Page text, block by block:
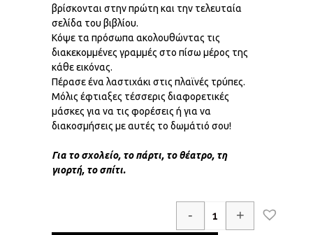
βρίσκονται στην πρώτη και την τελευταία
σελίδα του βιβλίου.
Κόψε τα πρόσωπα ακολουθώντας τις
διακεκομμένες γραμμές στο πίσω μέρος της
κάθε εικόνας.
Πέρασε ένα λαστιχάκι στις πλαϊνές τρύπες.
Μόλις έφτιαξες τέσσερις διαφορετικές
μάσκες για να τις φορέσεις ή για να
διακοσμήσεις με αυτές το δωμάτιό σου!
Για το σχολείο, το πάρτι, το θέατρο, τη
γιορτή, το σπίτι.
- +